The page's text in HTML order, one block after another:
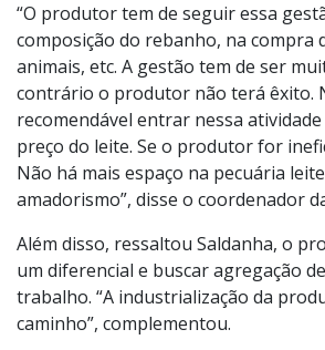
“O produtor tem de seguir essa
composição do rebanho, na compra
animais, etc. A gestão tem de ser
contrário o produtor não terá êxito.
recomendável entrar nessa
preço do leite. Se o produtor for
Não há mais espaço na pecuária
amadorismo”, disse o coordenador
Além disso, ressaltou Saldanha, o
um diferencial e buscar agregação
trabalho. “A industrialização da
caminho”, complementou.